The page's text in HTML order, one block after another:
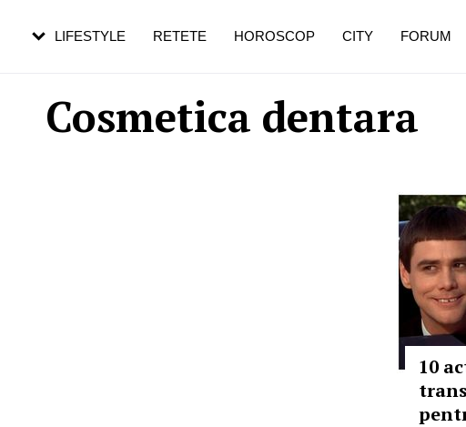
Cosmetica dentara
10
LIFESTYLE RETETE HOROSCOP CITY FORUM
pe măsură ce înaintezi în vârstă